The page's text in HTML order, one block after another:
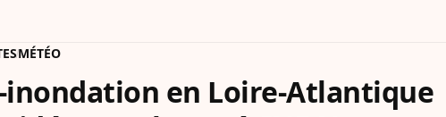
MÉTÉO
inondation en Loire-Atlantique